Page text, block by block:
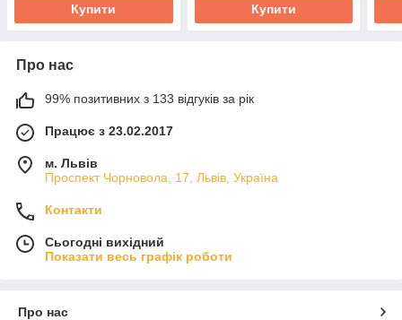
Купити Купити
Про нас
99% позитивних з 133 відгуків за рік
Працює з 23.02.2017
м. Львів
Проспект Чорновола, 17, Львів, Україна
Контакти
Сьогодні вихідний
Показати весь графік роботи
Про нас